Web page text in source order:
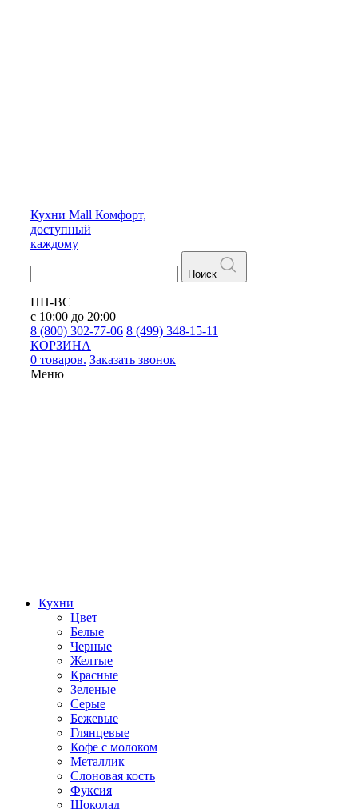
Кухни Mall Комфорт,
доступный
каждому
Поиск
ПН-ВС
с 10:00 до 20:00
8 (800) 302-77-06 8 (499) 348-15-11
КОРЗИНА
0 товаров. Заказать звонок
Меню
Кухни
Цвет
Белые
Черные
Желтые
Красные
Зеленые
Серые
Бежевые
Глянцевые
Кофе с молоком
Металлик
Слоновая кость
Фуксия
Шоколад